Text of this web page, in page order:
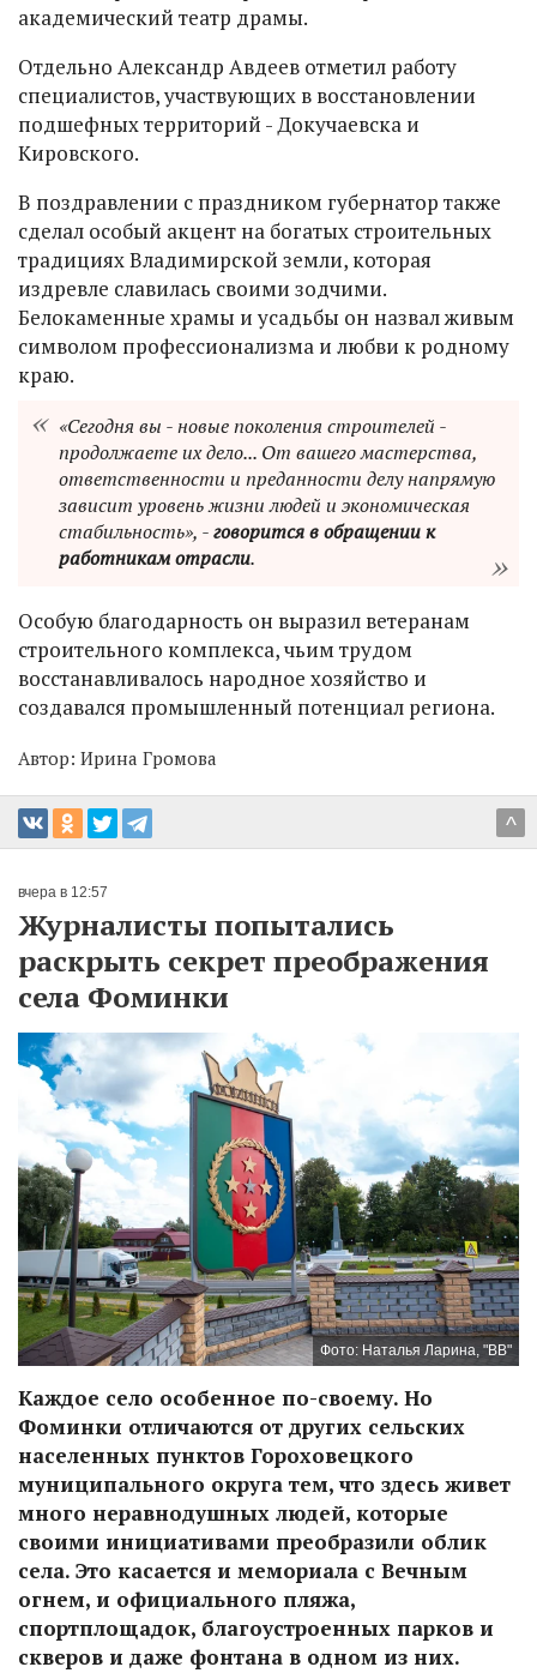
академический театр драмы.
Отдельно Александр Авдеев отметил работу
специалистов, участвующих в восстановлении
подшефных территорий - Докучаевска и
Кировского.
В поздравлении с праздником губернатор также
сделал особый акцент на богатых строительных
традициях Владимирской земли, которая
издревле славилась своими зодчими.
Белокаменные храмы и усадьбы он назвал живым
символом профессионализма и любви к родному
краю.
«Сегодня вы - новые поколения строителей -
продолжаете их дело... От вашего мастерства,
ответственности и преданности делу напрямую
зависит уровень жизни людей и экономическая
стабильность», -говорится в обращении к
работникам отрасли.
Особую благодарность он выразил ветеранам
строительного комплекса, чьим трудом
восстанавливалось народное хозяйство и
создавался промышленный потенциал региона.
Автор: Ирина Громова
^
вчера в 12:57
Журналисты попытались
раскрыть секрет преображения
села Фоминки
Фото: Наталья Ларина, "ВВ"
Каждое село особенное по-своему. Но
Фоминки отличаются от других сельских
населенных пунктов Гороховецкого
муниципального округа тем, что здесь живет
много неравнодушных людей, которые
своими инициативами преобразили облик
села. Это касается и мемориала с Вечным
огнем, и официального пляжа,
спортплощадок, благоустроенных парков и
скверов и даже фонтана в одном из них.